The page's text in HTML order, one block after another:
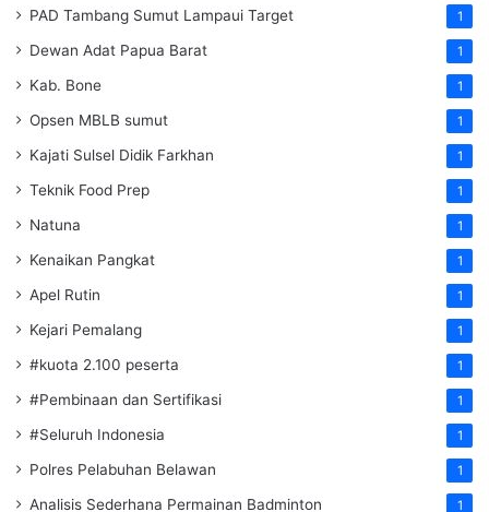
PAD Tambang Sumut Lampaui Target 1
Dewan Adat Papua Barat 1
Kab. Bone 1
Opsen MBLB sumut 1
Kajati Sulsel Didik Farkhan 1
Teknik Food Prep 1
Natuna 1
Kenaikan Pangkat 1
Apel Rutin 1
Kejari Pemalang 1
#kuota 2.100 peserta 1
#Pembinaan dan Sertifikasi 1
#Seluruh Indonesia 1
Polres Pelabuhan Belawan 1
Analisis Sederhana Permainan Badminton 1